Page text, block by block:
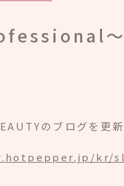
～
のブログを更新
kr/